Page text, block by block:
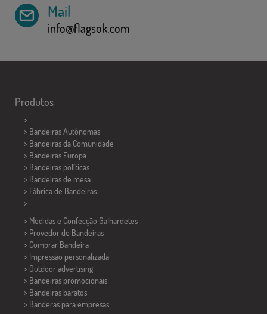
Mail
info@flagsok.com
Produtos
>
> Bandeiras Autônomas
> Bandeiras da Comunidade
> Bandeiras Europa
> Bandeiras políticas
> Bandeiras de mesa
> Fábrica de Bandeiras
>
> Medidas e Confecção Galhardetes
> Provedor de Bandeiras
> Comprar Bandeira
> Impressão personalizada
> Outdoor advertising
> Bandeiras promocionais
> Bandeiras baratos
> Banderas para empresas